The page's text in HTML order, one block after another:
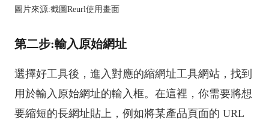
圖片來源:截圖Reurl使用畫面
第二步:輸入原始網址
選擇好工具後，進入對應的縮網址工具網站，找到
用於輸入原始網址的輸入框。在這裡，你需要將想
要縮短的長網址貼上，例如將某產品頁面的 URL